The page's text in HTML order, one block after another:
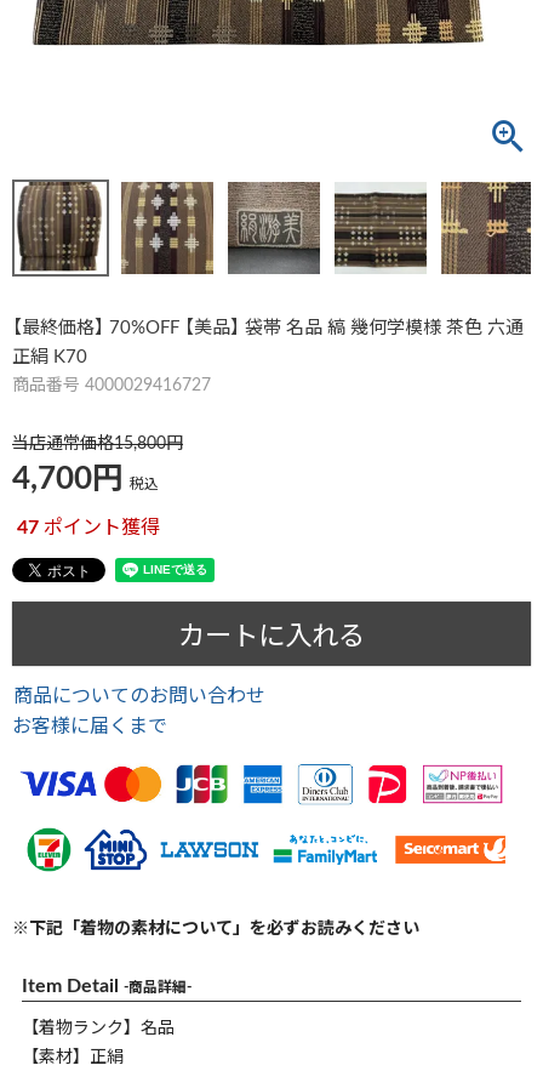
【最終価格】 70%OFF 【美品】 袋帯 名品 縞 幾何学模様 茶色 六通
正絹 K70
商品番号 4000029416727
当店通常価格15,800
4,700 税込
47 ポイント獲得
カートに入れる
商品についてのお問い合わせ
お客様に届くまで
※下記「着物の素材について」を必ずお読みください
Item Detail -商品詳細-
【着物ランク】名品
【素材】正絹